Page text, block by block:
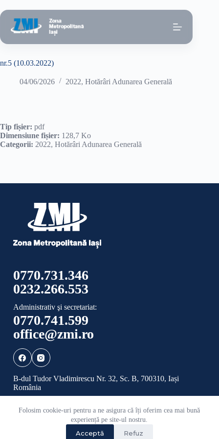
la
conținut
Folosim cookie-uri pentru a ne asigura că îți oferim cea mai bună
experiență pe site-ul nostru.
Acceptă Refuz
nr.5 (10.03.2022)
04/06/2026 2022, Hotărâri Adunarea Generală
Tip fișier: pdf
Dimensiune fișier: 128,7 Ko
Categorii: 2022, Hotărâri Adunarea Generală
0770.731.346
0232.266.553
Administrativ şi secretariat:
0770.741.599
office@zmi.ro
B-dul Tudor Vladimirescu Nr. 32, Sc. B, 700310, Iași
România
2026 Toate drepturile rezervate ADI ZONA
Politică de confidențialitate